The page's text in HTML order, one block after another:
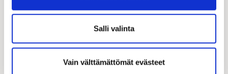
Salli valinta
Vain välttämättömät evästeet
2 krs. 84 m² 103 m²